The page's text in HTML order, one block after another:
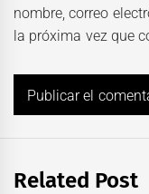
nombre, correo
la próxima vez que
Related Post